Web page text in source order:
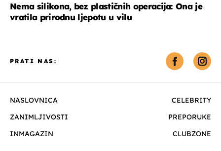
Nema silikona, bez plastičnih operacija: Ona je
vratila prirodnu ljepotu u vilu
NASLOVNICA
CELEBRITY
ZANIMLJIVOSTI
PREPORUKE
INMAGAZIN
CLUBZONE
PRATI NAS: